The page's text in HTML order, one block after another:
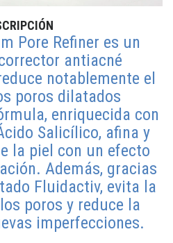
Pore Refiner es un
antiacné
notablemente el
poros dilatados
enriquecida con
Salicílico, afina y
la piel con un efecto
Además, gracias
Fluidactiv, evita la
poros y reduce la
imperfecciones.